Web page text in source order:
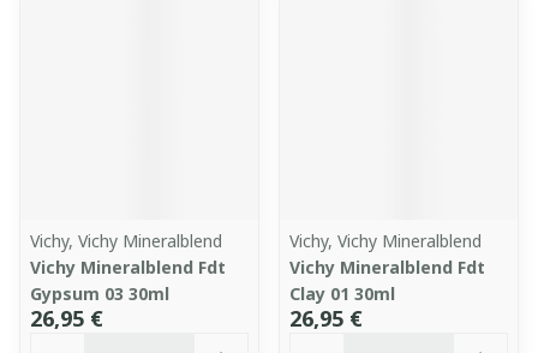
Vichy, Vichy Mineralblend
Vichy Mineralblend Fdt
Gypsum 03 30ml
26,95 €
Vichy, Vichy Mineralblend
Vichy Mineralblend Fdt
Clay 01 30ml
26,95 €